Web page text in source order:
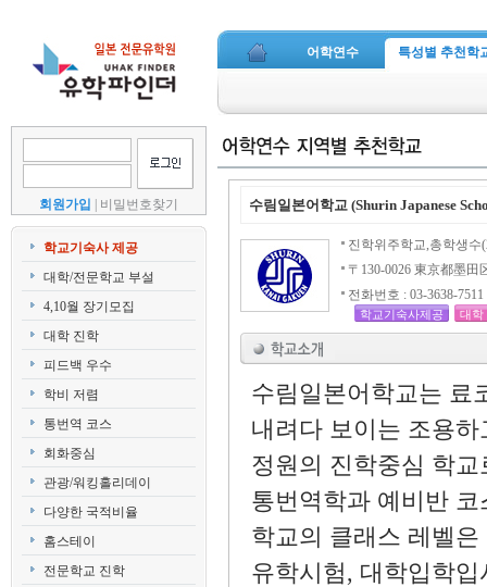
어학연수 특성별 추천학
회원가입 비밀번호찾기
학교기숙사 제공
대학/전문학교 부설
4,10월 장기모집
대학 진학
피드백 우수
학비 저렴
통번역 코스
회화중심
관광/워킹홀리데이
다양한 국적비율
홈스테이
전문학교 진학
수림일본어학교 (Shurin Japanese
진학위주학교,총학생수
〒130-0026 東京都墨田
전화번호 : 03-3638-
학교기숙사제공 대학
수림일본어학교는 료
내려다 보이는 조용
정원의 진학중심 학
통번역학과 예비반
학교의 클래스 레벨
유학시험, 대학입학